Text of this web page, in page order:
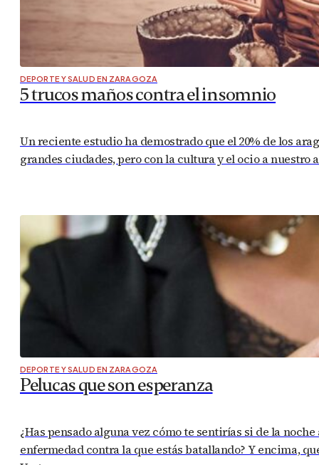
DEPORTE Y SALUD EN ZARAGOZA
5 trucos maños contra el insomnio
Un reciente estudio ha demostrado que el 20% de los
grandes ciudades, pero con la cultura y el ocio a
DEPORTE Y SALUD EN ZARAGOZA
Pelucas que son esperanza
¿Has pensado alguna vez cómo te sentirías si de la
enfermedad contra la que estás batallando? Y encima,